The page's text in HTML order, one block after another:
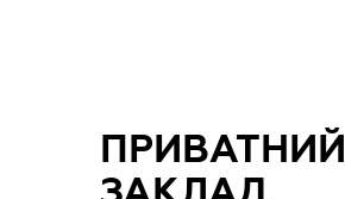
ПРИВАТНИЙ